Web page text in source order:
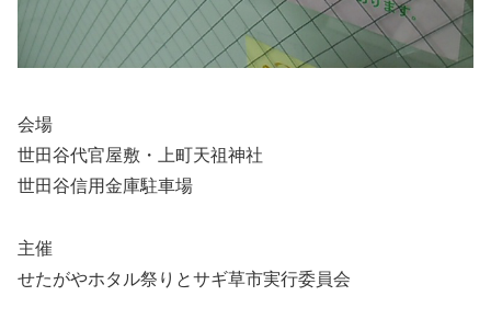
会場
世田谷代官屋敷・上町天祖神社
世田谷信用金庫駐車場
主催
せたがやホタル祭りとサギ草市実行委員会